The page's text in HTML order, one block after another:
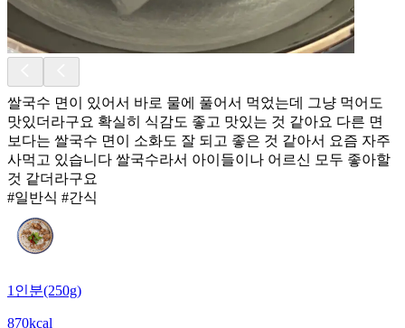
쌀국수 면이 있어서 바로 물에 풀어서 먹었는데 그냥 먹어도
맛있더라구요 확실히 식감도 좋고 맛있는 것 같아요 다른 면
보다는 쌀국수 면이 소화도 잘 되고 좋은 것 같아서 요즘 자주
사먹고 있습니다 쌀국수라서 아이들이나 어르신 모두 좋아할
것 같더라구요
#일반식 #간식
1인분(250g)
870kcal